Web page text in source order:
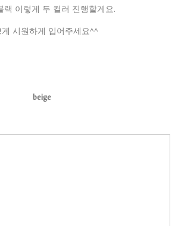
랙 이렇게 두 컬러 진행할게요.
게 시원하게 입어주세요^^
beige